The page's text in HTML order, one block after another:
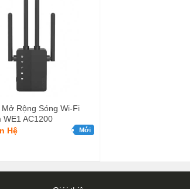
Rộng Sóng Wi-Fi
WE1 AC1200
Hệ
Mới